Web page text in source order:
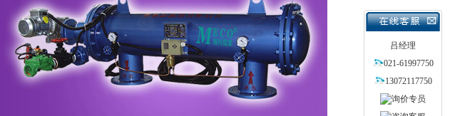
吕经理
021-61997750
13072117750